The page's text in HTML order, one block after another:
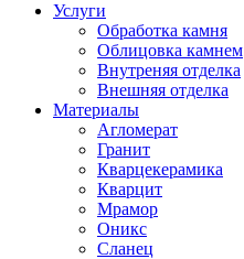
Услуги
Обработка камня
Облицовка камнем
Внутреняя отделка
Внешняя отделка
Материалы
Агломерат
Гранит
Кварцекерамика
Кварцит
Мрамор
Оникс
Сланец